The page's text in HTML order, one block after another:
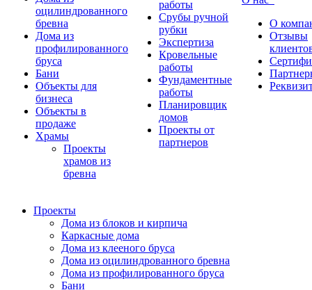
оцилиндрованного
бревна
Дома из
профилированного
бруса
Бани
Объекты для
бизнеса
Объекты в
продаже
Храмы
Проекты
храмов из
бревна
работы
Срубы ручной
рубки
Экспертиза
Кровельные
работы
Фундаментные
работы
Планировщик
домов
Проекты от
партнеров
О
Отзывы
Проекты
Дома из блоков и кирпича
Каркасные дома
Дома из клееного бруса
Дома из оцилиндрованного бревна
Дома из профилированного бруса
Бани